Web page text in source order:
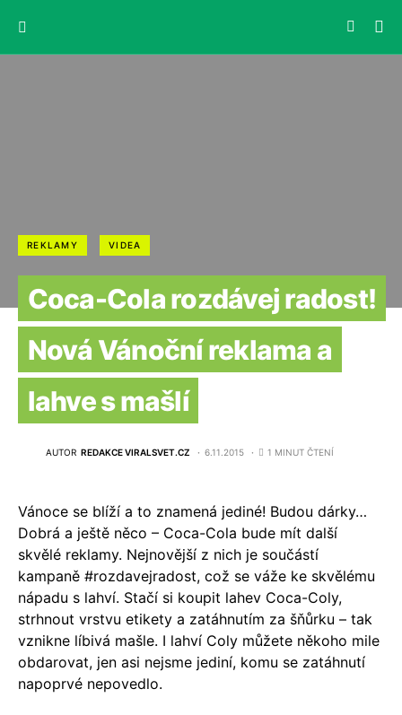
REKLAMY VIDEA
Coca-Cola rozdávej radost!
Nová Vánoční reklama a
lahve s mašlí
AUTOR REDAKCE VIRALSVET.CZ 6.11.2015 1 MINUT ČTENÍ
Vánoce se blíží a to znamená jediné! Budou dárky…
Dobrá a ještě něco – Coca-Cola bude mít další
skvělé reklamy. Nejnovější z nich je součástí
kampaně #rozdavejradost, což se váže ke skvělému
nápadu s lahví. Stačí si koupit lahev Coca-Coly,
strhnout vrstvu etikety a zatáhnutím za šňůrku – tak
vznikne líbivá mašle. I lahví Coly můžete někoho mile
obdarovat, jen asi nejsme jediní, komu se zatáhnutí
napoprvé nepovedlo.